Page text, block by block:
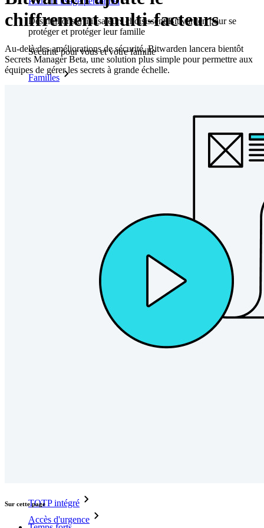
Des millions d'utilisateurs choisissent Bitwarden pour se
protéger et protéger leur famille
Sécurité pour vous et votre famille
Familles
D'innombrables entreprises choisissent Bitwarden pour
Gestion des secrets chiffrée de bout en bout pour le
développement, DevOps et les équipes IT.
Passwordless.dev et Passkeys
Déverrouillez les fonctions de la clé de sécurité et bien plus
encore en quelques lignes de code.
Documentation du Développeur
TOTP intégré
Accès d'urgence
chiffrement multi-facteurs
Au-delà des améliorations de sécurité, Bitwarden lancera bientôt
Secrets Manager Beta, une solution plus simple pour permettre aux
équipes de gérer les secrets à grande échelle.
Sur cette page